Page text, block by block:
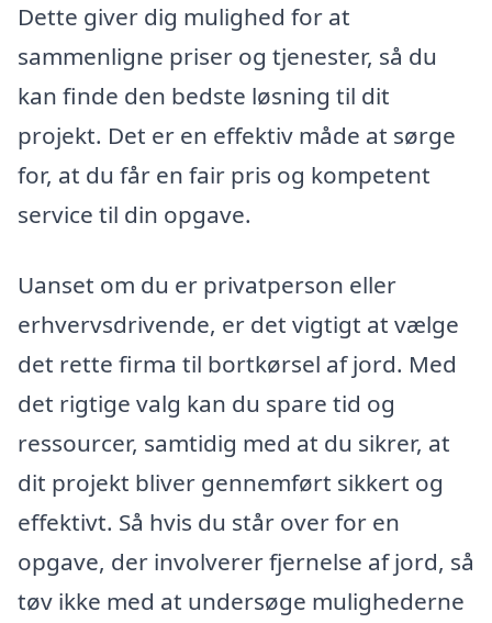
Dette giver dig mulighed for at
sammenligne priser og tjenester, så du
kan finde den bedste løsning til dit
projekt. Det er en effektiv måde at sørge
for, at du får en fair pris og kompetent
service til din opgave.
Uanset om du er privatperson eller
erhvervsdrivende, er det vigtigt at vælge
det rette firma til bortkørsel af jord. Med
det rigtige valg kan du spare tid og
ressourcer, samtidig med at du sikrer, at
dit projekt bliver gennemført sikkert og
effektivt. Så hvis du står over for en
opgave, der involverer fjernelse af jord, så
tøv ikke med at undersøge mulighederne